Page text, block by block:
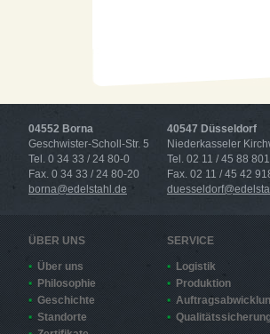
04552 Borna
Geschwister-Scholl-Str. 5
Tel. 0 34 33 / 24 80-0
Fax. 0 34 33 / 24 80-20
borna@edelstahl.de
40547 Düsseldorf
Niederkasseler
Tel. 02 11 / 45 88 801
Fax. 02 11 / 45 42
ÜBER UNS
Über uns
Philosophie
Geschichte
Standorte
SERVICE
Logistik
Produktion